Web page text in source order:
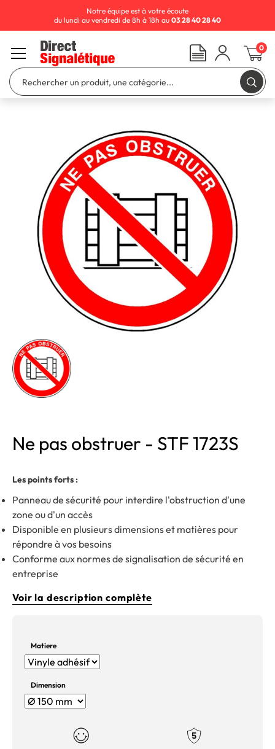
Ne pas obstruer - STF 1723S
Les points forts :
Panneau de sécurité pour interdire l'obstruction d'une
zone ou d'un accès
Disponible en plusieurs dimensions et matières pour
répondre à vos besoins
Conforme aux normes de signalisation de sécurité en
entreprise
Voir la description complète
Matiere
Dimension
Notre équipe est à votre écoute
du lundi au vendredi de 8h à 18h au 03 28 40 28 40
0